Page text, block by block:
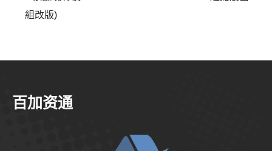
組改版)
百加资通